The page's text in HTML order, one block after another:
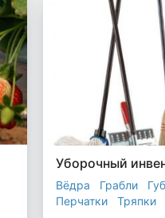
Уборочный
Вёдра Грабли
Перчатки
Тряпки